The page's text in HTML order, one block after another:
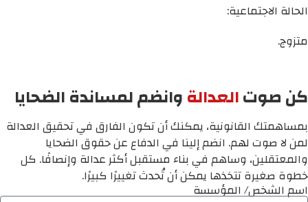
الحالة الاجتماعية:
متزوج.
كن صوتالعدالةوانضم لمساندة الضحايا
بمساهمتك القانونية، يمكنك أن تكون الفارق في تحقيق العدالة
لمن لا صوت لهم. انضم إلينا في الدفاع عن حقوق الضحايا
والمعتقلين، وساهم في بناء مستقبل أكثر عدالة وإنصافًا. كل
خطوة صغيرة تتخذها يمكن أن تُحدث تغييرًا كبيرًا.
اسم الشخص/ المؤسسة